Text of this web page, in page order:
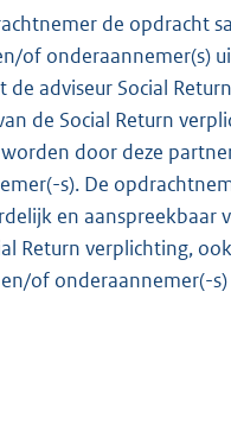
de opdracht
of onderaannemer(s)
de adviseur Social
de Social Return
door deze
s). De
en aanspreekbaar
Return verplichting,
of onderaannemer(-